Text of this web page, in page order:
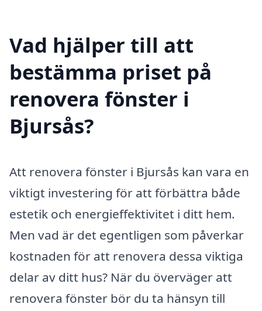
Vad hjälper till att
bestämma priset på
renovera fönster i
Bjursås?
Att renovera fönster i Bjursås kan vara en
viktigt investering för att förbättra både
estetik och energieffektivitet i ditt hem.
Men vad är det egentligen som påverkar
kostnaden för att renovera dessa viktiga
delar av ditt hus? När du överväger att
renovera fönster bör du ta hänsyn till